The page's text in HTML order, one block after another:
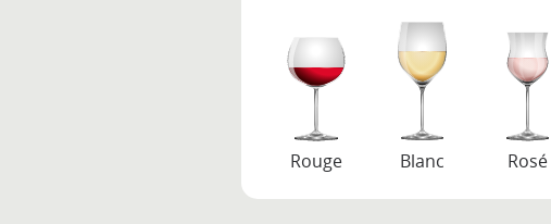
Rouge Blanc Rosé